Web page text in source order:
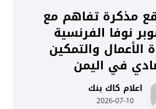
مذكرة تفاهم مع
نوفا الفرنسية
الأعمال والتمكين
في اليمن
اعلام كاك بنك
2026-07-10